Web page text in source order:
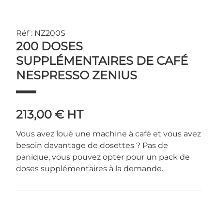
Réf : NZ200S
200 DOSES
SUPPLÉMENTAIRES DE CAFÉ
NESPRESSO ZENIUS
213,00 € HT
Vous avez loué une machine à café et vous avez
besoin davantage de dosettes ? Pas de
panique, vous pouvez opter pour un pack de
doses supplémentaires à la demande.